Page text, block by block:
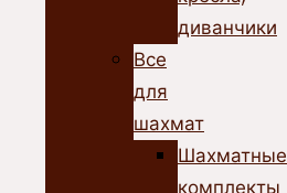
диванчики
Все
для
шахмат
Шахматные
комплекты